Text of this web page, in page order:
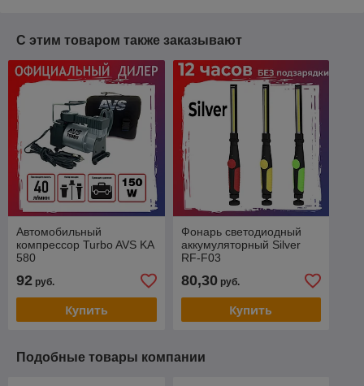
С этим товаром также заказывают
Автомобильный
компрессор Turbo AVS KA
580
92 руб.
Купить
Фонарь светодиодный
аккумуляторный Silver
RF-F03
80,30руб.
Купить
Подобные товары компании